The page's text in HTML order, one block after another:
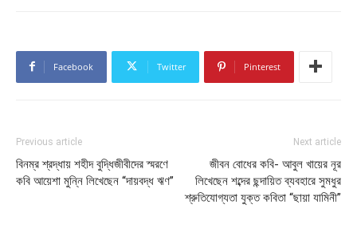
Facebook Twitter Pinterest
Previous article
বিনম্র শ্রদ্ধায় শহীদ বুদ্ধিজীবীদের স্মরণে
কবি আয়েশা মুন্নি লিখেছেন “দায়বদ্ধ ঋণ”
Next article
জীবন বোধের কবি- আবুল খায়ের নূর
লিখেছেন শব্দের ছন্দায়িত ব্যবহারে সুমধুর
শ্রুতিযোগ্যতা যুক্ত কবিতা “ছায়া যামিনী”